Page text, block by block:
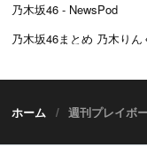
乃木坂46 - NewsPod
乃木坂46まとめ 乃木りん
ホーム 週刊プレイボ